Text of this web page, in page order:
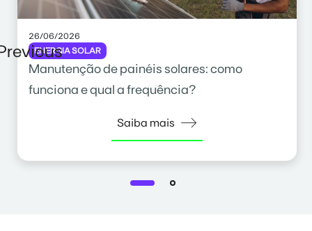
26/06/2026
ENERGIA SOLAR
Manutenção de painéis solares: como
funciona e qual a frequência?
Saiba mais